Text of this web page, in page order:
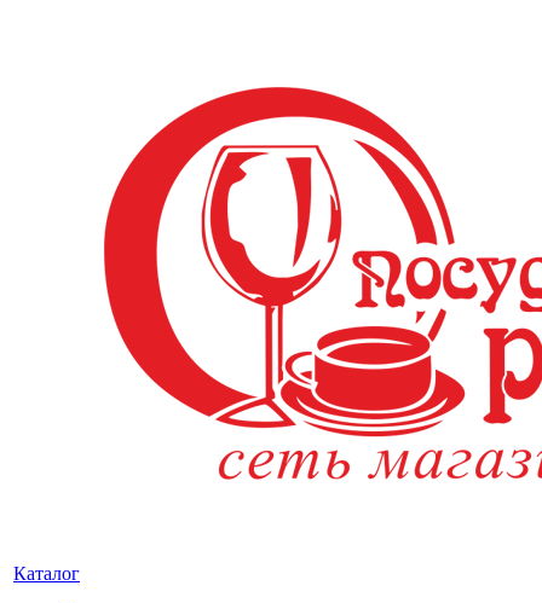
Каталог